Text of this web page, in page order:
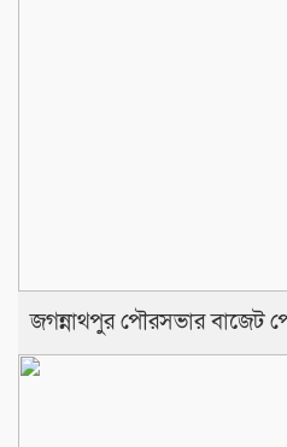
জগন্নাথপুর পৌরসভার বাজেট